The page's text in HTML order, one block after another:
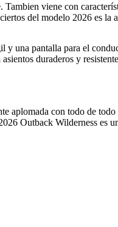
Tambien viene con
del modelo 2026 es la
y una pantalla para el
duraderos y
aplomada con todo de
Outback Wilderness es